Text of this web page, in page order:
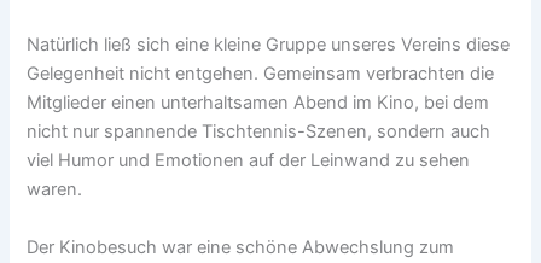
Natürlich ließ sich eine kleine Gruppe unseres Vereins diese
Gelegenheit nicht entgehen. Gemeinsam verbrachten die
Mitglieder einen unterhaltsamen Abend im Kino, bei dem
nicht nur spannende Tischtennis-Szenen, sondern auch
viel Humor und Emotionen auf der Leinwand zu sehen
waren.
Der Kinobesuch war eine schöne Abwechslung zum